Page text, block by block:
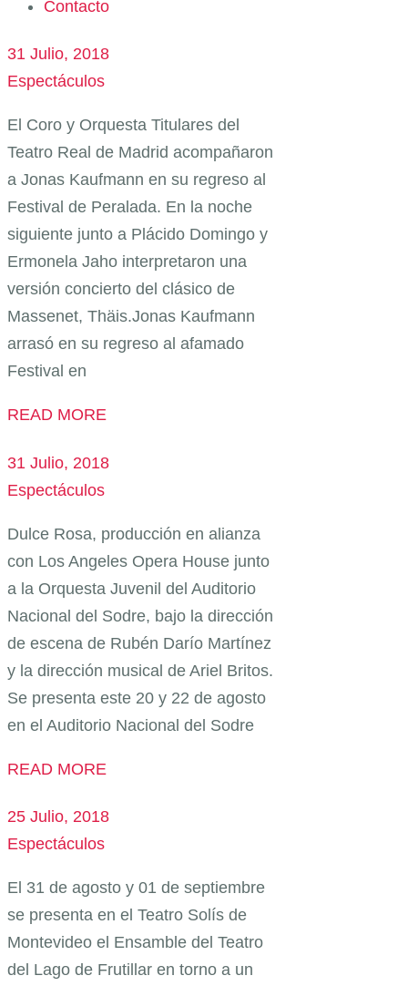
Contacto
31 Julio, 2018
Espectáculos
El Coro y Orquesta Titulares del
Teatro Real de Madrid acompañaron
a Jonas Kaufmann en su regreso al
Festival de Peralada. En la noche
siguiente junto a Plácido Domingo y
Ermonela Jaho interpretaron una
versión concierto del clásico de
Massenet, Thäis.Jonas Kaufmann
arrasó en su regreso al afamado
Festival en
READ MORE
31 Julio, 2018
Espectáculos
Dulce Rosa, producción en alianza
con Los Angeles Opera House junto
a la Orquesta Juvenil del Auditorio
Nacional del Sodre, bajo la dirección
de escena de Rubén Darío Martínez
y la dirección musical de Ariel Britos.
Se presenta este 20 y 22 de agosto
en el Auditorio Nacional del Sodre
READ MORE
25 Julio, 2018
Espectáculos
El 31 de agosto y 01 de septiembre
se presenta en el Teatro Solís de
Montevideo el Ensamble del Teatro
del Lago de Frutillar en torno a un